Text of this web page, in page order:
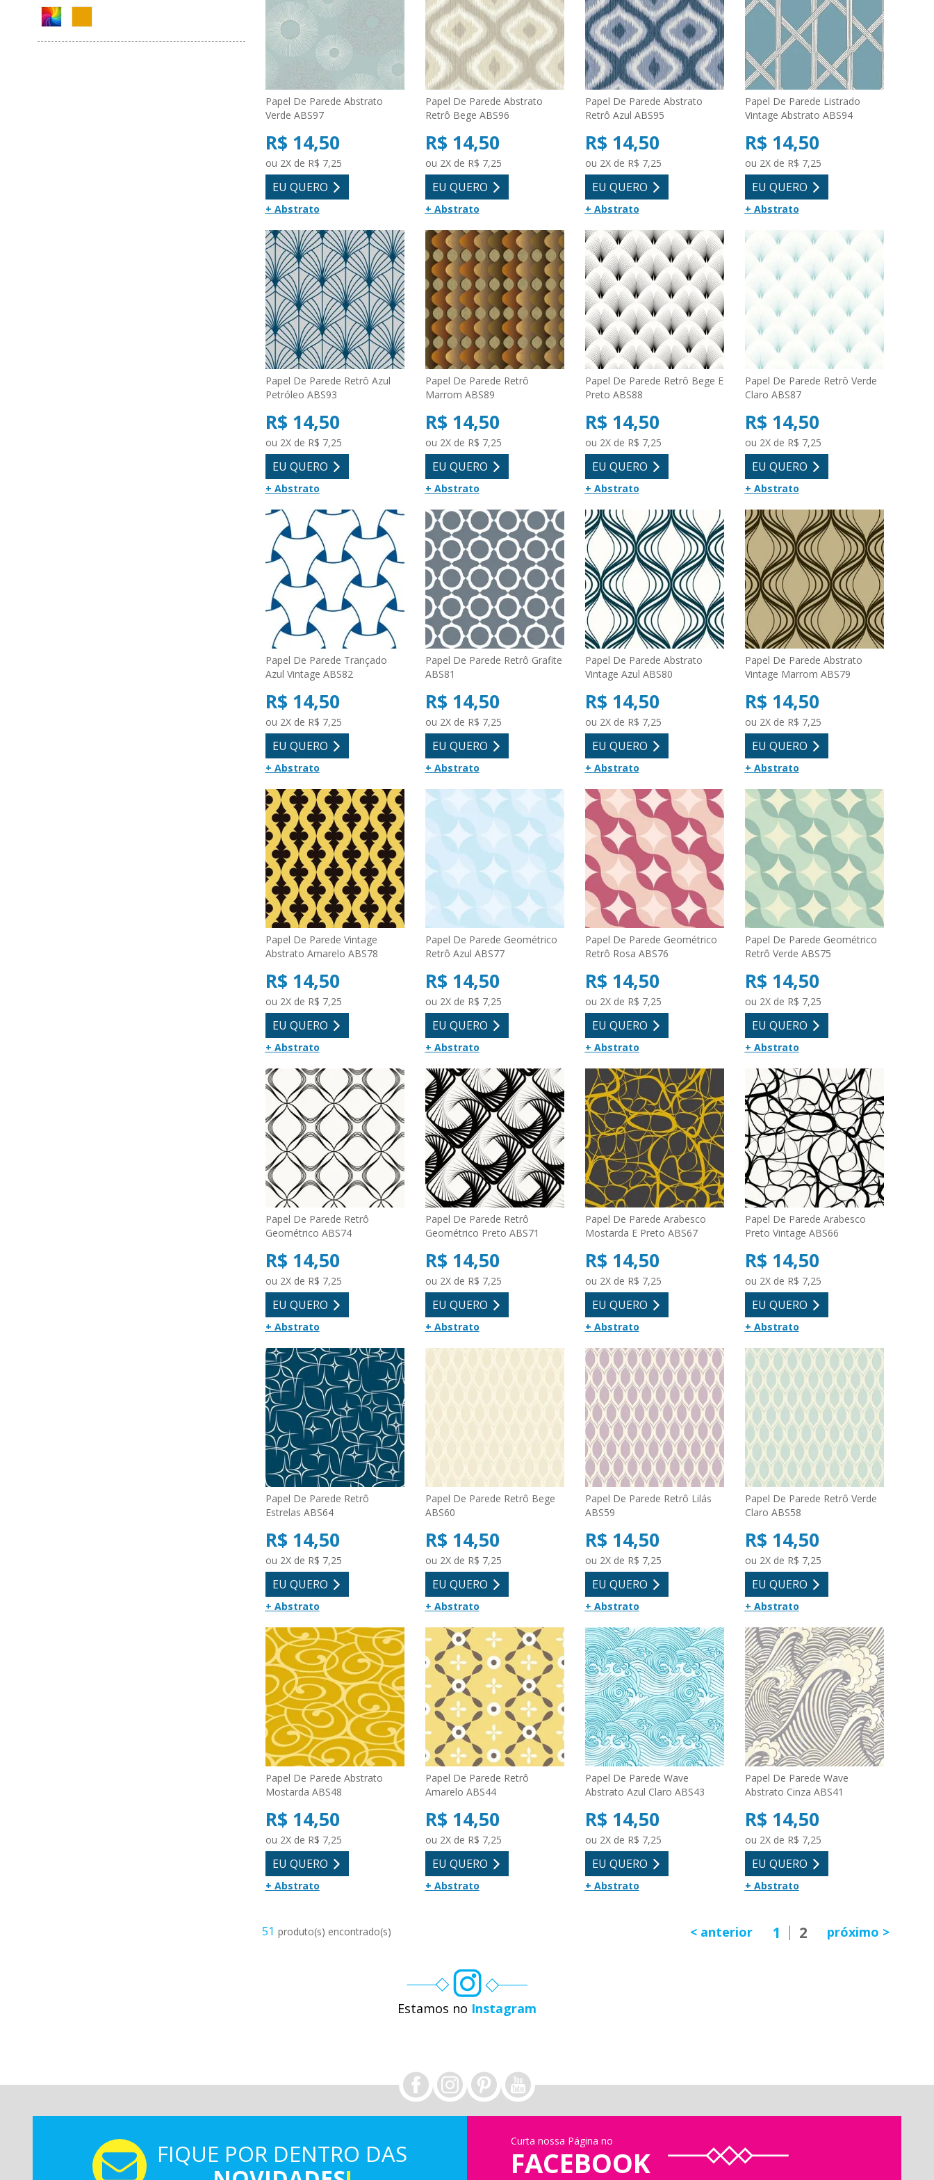
Papel De Parede Abstrato
Verde ABS97
R$ 14,50
ou 2X de R$ 7,25
EU QUERO
+ Abstrato
Papel De Parede Abstrato
Retrô Bege ABS96
R$ 14,50
ou 2X de R$ 7,25
EU QUERO
+ Abstrato
Papel De Parede Abstrato
Retrô Azul ABS95
R$ 14,50
ou 2X de R$ 7,25
EU QUERO
+ Abstrato
Papel De Parede Listrado
Vintage Abstrato ABS94
R$ 14,50
ou 2X de R$ 7,25
EU QUERO
+ Abstrato
Papel De Parede Retrô Azul
Petróleo ABS93
R$ 14,50
ou 2X de R$ 7,25
EU QUERO
+ Abstrato
Papel De Parede Retrô
Marrom ABS89
R$ 14,50
ou 2X de R$ 7,25
EU QUERO
+ Abstrato
Papel De Parede Retrô Bege E
Preto ABS88
R$ 14,50
ou 2X de R$ 7,25
EU QUERO
+ Abstrato
Papel De Parede Retrô Verde
Claro ABS87
R$ 14,50
ou 2X de R$ 7,25
EU QUERO
+ Abstrato
Papel De Parede Trançado
Azul Vintage ABS82
R$ 14,50
ou 2X de R$ 7,25
EU QUERO
+ Abstrato
Papel De Parede Retrô Grafite
ABS81
R$ 14,50
ou 2X de R$ 7,25
EU QUERO
+ Abstrato
Papel De Parede Abstrato
Vintage Azul ABS80
R$ 14,50
ou 2X de R$ 7,25
EU QUERO
+ Abstrato
Papel De Parede Abstrato
Vintage Marrom ABS79
R$ 14,50
ou 2X de R$ 7,25
EU QUERO
+ Abstrato
Papel De Parede Vintage
Abstrato Amarelo ABS78
R$ 14,50
ou 2X de R$ 7,25
EU QUERO
+ Abstrato
Papel De Parede Geométrico
Retrô Azul ABS77
R$ 14,50
ou 2X de R$ 7,25
EU QUERO
+ Abstrato
Papel De Parede Geométrico
Retrô Rosa ABS76
R$ 14,50
ou 2X de R$ 7,25
EU QUERO
+ Abstrato
Papel De Parede Geométrico
Retrô Verde ABS75
R$ 14,50
ou 2X de R$ 7,25
EU QUERO
+ Abstrato
Papel De Parede Retrô
Geométrico ABS74
R$ 14,50
ou 2X de R$ 7,25
EU QUERO
+ Abstrato
Papel De Parede Retrô
Geométrico Preto ABS71
R$ 14,50
ou 2X de R$ 7,25
EU QUERO
+ Abstrato
Papel De Parede Arabesco
Mostarda E Preto ABS67
R$ 14,50
ou 2X de R$ 7,25
EU QUERO
+ Abstrato
Papel De Parede Arabesco
Preto Vintage ABS66
R$ 14,50
ou 2X de R$ 7,25
EU QUERO
+ Abstrato
Papel De Parede Retrô
Estrelas ABS64
R$ 14,50
ou 2X de R$ 7,25
EU QUERO
+ Abstrato
Papel De Parede Retrô Bege
ABS60
R$ 14,50
ou 2X de R$ 7,25
EU QUERO
+ Abstrato
Papel De Parede Retrô Lilás
ABS59
R$ 14,50
ou 2X de R$ 7,25
EU QUERO
+ Abstrato
Papel De Parede Retrô Verde
Claro ABS58
R$ 14,50
ou 2X de R$ 7,25
EU QUERO
+ Abstrato
Papel De Parede Abstrato
Mostarda ABS48
R$ 14,50
ou 2X de R$ 7,25
EU QUERO
+ Abstrato
Papel De Parede Retrô
Amarelo ABS44
R$ 14,50
ou 2X de R$ 7,25
EU QUERO
+ Abstrato
Papel De Parede Wave
Abstrato Azul Claro ABS43
R$ 14,50
ou 2X de R$ 7,25
EU QUERO
+ Abstrato
Papel De Parede Wave
Abstrato Cinza ABS41
R$ 14,50
ou 2X de R$ 7,25
EU QUERO
+ Abstrato
anterior 1 2 próximo
51
Estamos no Instagram
FIQUE POR DENTRO DAS Curta nossa Página no
FACEBOOK